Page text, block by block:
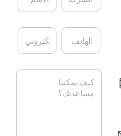
ا
م
ش
ك
ا
ب
ي
ا
ه
ت
ف
ا